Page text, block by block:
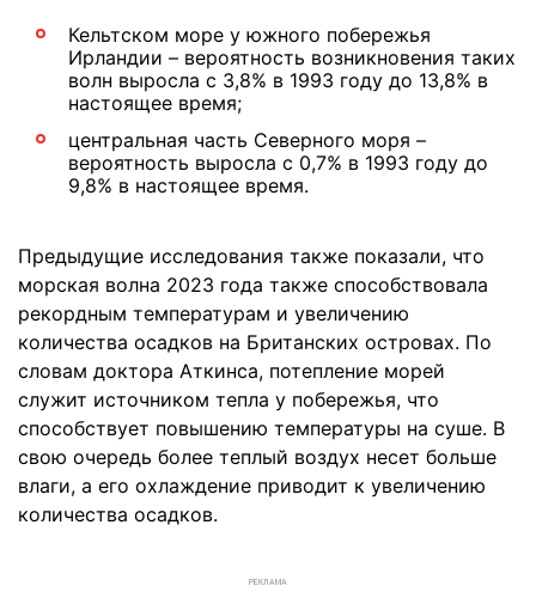
Кельтском море у южного побережья
Ирландии – вероятность возникновения таких
волн выросла с 3,8% в 1993 году до 13,8% в
настоящее время;
центральная часть Северного моря –
вероятность выросла с 0,7% в 1993 году до
9,8% в настоящее время.
Предыдущие исследования также показали, что
морская волна 2023 года также способствовала
рекордным температурам и увеличению
количества осадков на Британских островах. По
словам доктора Аткинса, потепление морей
служит источником тепла у побережья, что
способствует повышению температуры на суше. В
свою очередь более теплый воздух несет больше
влаги, а его охлаждение приводит к увеличению
количества осадков.
РЕКЛАМА